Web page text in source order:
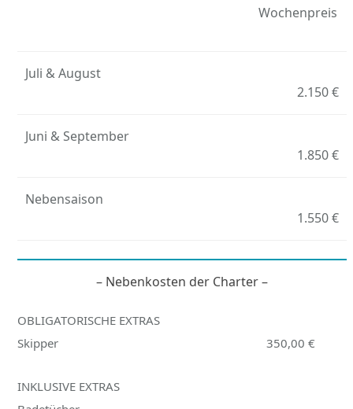
Wochenpreis
Juli & August
2.150 €
Juni & September
1.850 €
Nebensaison
1.550 €
– Nebenkosten der Charter –
OBLIGATORISCHE EXTRAS
Skipper
350,00 €
INKLUSIVE EXTRAS